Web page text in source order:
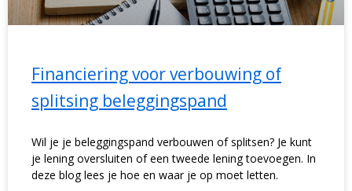
Financiering voor verbouwing of
splitsing beleggingspand
Wil je je beleggingspand verbouwen of splitsen? Je kunt
je lening oversluiten of een tweede lening toevoegen. In
deze blog lees je hoe en waar je op moet letten.